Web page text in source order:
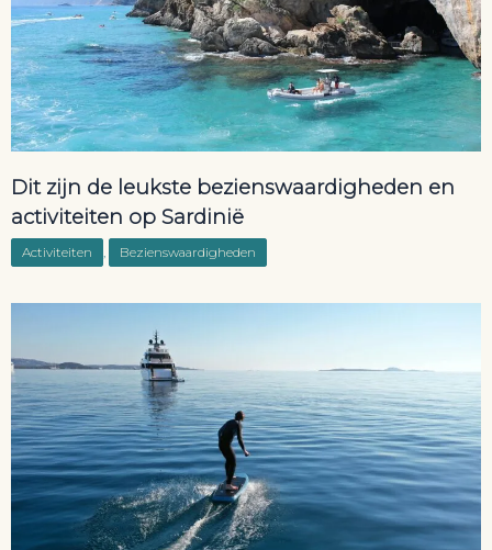
Dit zijn de leukste bezienswaardigheden en
activiteiten op Sardinië
Activiteiten , Bezienswaardigheden